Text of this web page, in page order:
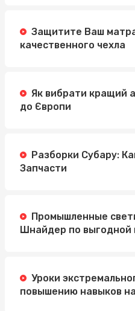
Защитите Ваш
качественного чехла
Як вибрати кращий
до Європи
Разборки Субару:
Запчасти
Промышленные
Шнайдер по выгодной
Уроки
повышению навыков